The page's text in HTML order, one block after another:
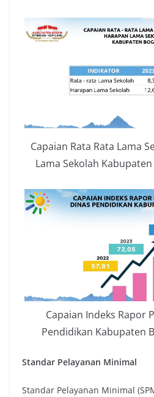
Capaian Rata Rata Lama
Lama Sekolah
Capaian Indeks Rapor
Pendidikan Kabupaten
Standar Pelayanan Minimal
Standar Pelayanan Minimal